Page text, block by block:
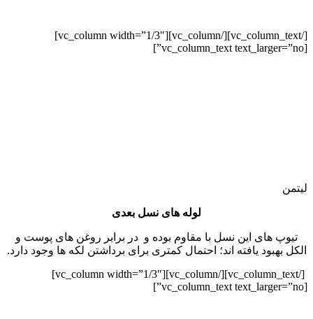
[/vc_column_text][/vc_column][vc_column width=”1/3″]
[vc_column_text text_larger=”no”]
لیتمن
لوله های نسل بعدی
تیوپ های این نسل با مقاوم بوده و در برابر روغن های پوست و
الکل بهبود یافته اند؛ احتمال کمتری برای برداشتن لکه ها وجود دارد.
[/vc_column_text][/vc_column][vc_column width=”1/3″]
[vc_column_text text_larger=”no”]